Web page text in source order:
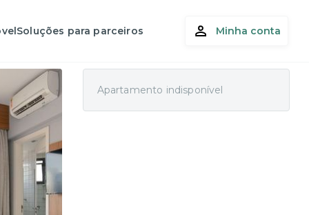
Soluções para parceiros Minha conta
Apartamento indisponível